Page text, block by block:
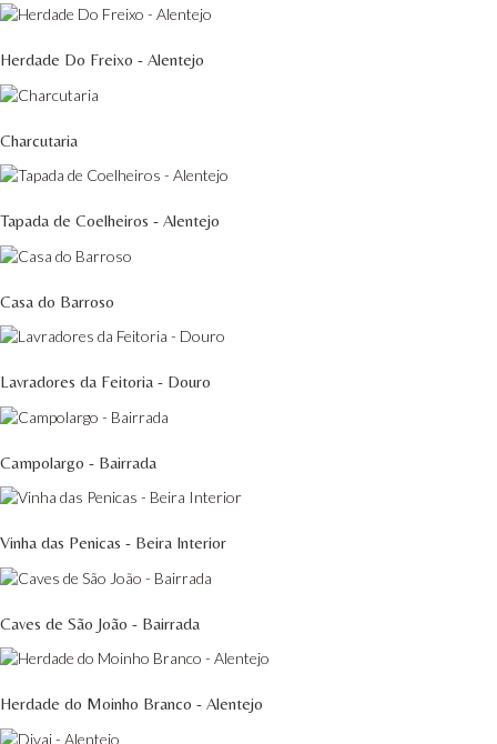
Herdade Do Freixo - Alentejo
Charcutaria
Tapada de Coelheiros - Alentejo
Casa do Barroso
Lavradores da Feitoria - Douro
Campolargo - Bairrada
Vinha das Penicas - Beira Interior
Caves de São João - Bairrada
Herdade do Moinho Branco - Alentejo